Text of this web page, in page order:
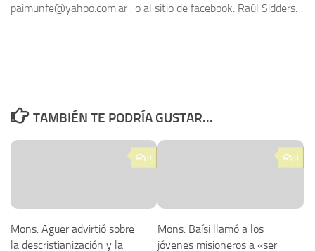
paimunfe@yahoo.com.ar , o al sitio de facebook: Raúl Sidders.
TAMBIÉN TE PODRÍA GUSTAR...
0
Mons. Aguer advirtió sobre
la descristianización y la
0
Mons. Baísi llamó a los
jóvenes misioneros a «ser